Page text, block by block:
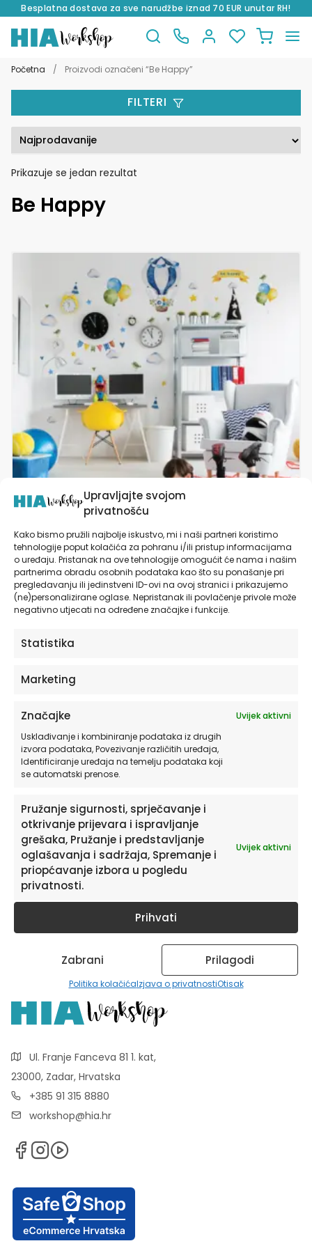
Upravljajte svojom
privatnošću
Kako bismo pružili najbolje iskustvo, mi i naši partneri koristimo
tehnologije poput kolačića za pohranu i/ili pristup informacijama
o uređaju. Pristanak na ove tehnologije omogućit će nama i našim
partnerima obradu osobnih podataka kao što su ponašanje pri
pregledavanju ili jedinstveni ID-ovi na ovoj stranici i prikazujemo
(ne)personalizirane oglase. Nepristanak ili povlačenje privole može
negativno utjecati na određene značajke i funkcije.
Statistika
Marketing
Značajke
Uvijek aktivni
Usklađivanje i kombiniranje podataka iz drugih
izvora podataka, Povezivanje različitih uređaja,
Identificiranje uređaja na temelju podataka koji
se automatski prenose.
Pružanje sigurnosti, sprječavanje i
otkrivanje prijevara i ispravljanje
grešaka, Pružanje i predstavljanje
oglašavanja i sadržaja, Spremanje i
priopćavanje izbora u pogledu
privatnosti.
Uvijek aktivni
Prihvati
Zabrani Prilagodi
Politika kolačićaIzjava o privatnostiOtisak
Besplatna dostava za sve narudžbe iznad 70 EUR unutar RH!
na
do
Početna / Proizvodi označeni “Be Happy”
Prikazuje se jedan rezultat
Be Happy
Naljepnice za zid dječje sobe | Be Happy
od19,90€
ima
više
varijanti.
mogu
stranici
proizvoda
FILTERI
Pretplatite se na naš Newsletter
Želite primati savjete i zanimljivosti o uređenju doma te
informacije o novim proizvodima i pogodnostima?
Ul. Franje Fanceva 81 1. kat,
23000, Zadar, Hrvatska
+385 91 315 8880
workshop@hia.hr